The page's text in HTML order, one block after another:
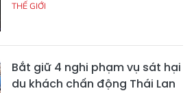
THẾ GIỚI
Bắt giữ 4 nghi phạm vụ sát hại
du khách chấn động Thái Lan